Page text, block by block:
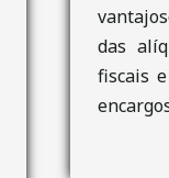
das
fiscais